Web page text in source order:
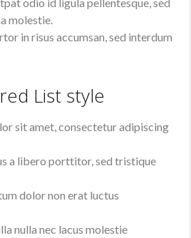
molestie.
in risus accumsan, sed interdum
List style
sit amet, consectetur adipiscing
a libero porttitor, sed tristique
dolor non erat luctus
nulla nec lacus molestie